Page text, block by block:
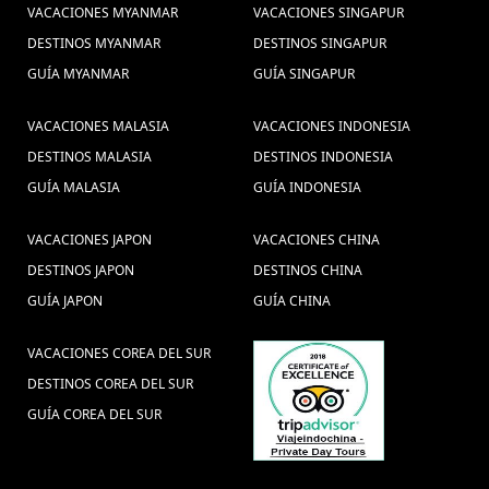
Internacional 2017 (1) ,
Vietnam (40) ,La Fórmula Uno de Vietnam (1) ,
Viajar ao Vietnã (1) ,viajar
ferias tailandia (1) ,
costumbres de
para Tailândia (1) ,
visitar camboya (5) ,
Vacaciones en Tailandia (4) ,Vu Lan Festival (1) ,
Grande Prêmio (1) ,
Hanoi comida (2) ,
Promoción vietnam vacaciones (2) ,
Excusiones Laos (4) , Vacacions Vietnam (1) ,
Bangkok Tailandia (2) , Férias Mianmar (1) ,
viajes camboya, cultura camboya, vacaciones
VACACIONES MYANMAR
DESTINOS MYANMAR
GUÍA MYANMAR
VACACIONES SINGAPUR
DESTINOS SINGAPUR
GUÍA SINGAPUR
VACACIONES MALASIA
DESTINOS MALASIA
GUÍA MALASIA
VACACIONES INDONESIA
DESTINOS INDONESIA
GUÍA INDONESIA
VACACIONES JAPON
DESTINOS JAPON
GUÍA JAPON
VACACIONES CHINA
DESTINOS CHINA
GUÍA CHINA
VACACIONES COREA DEL SUR
DESTINOS COREA DEL SUR
GUÍA COREA DEL SUR